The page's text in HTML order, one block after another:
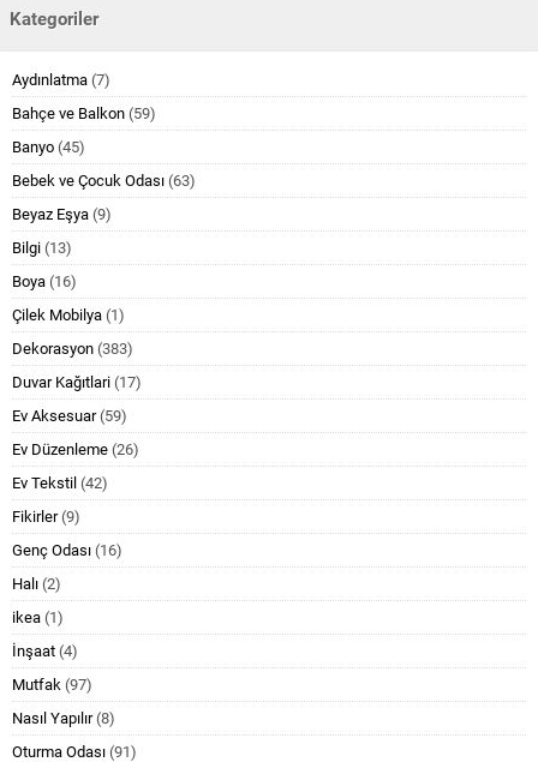
Kategoriler
Aydınlatma (7)
Bahçe ve Balkon (59)
Banyo (45)
Bebek ve Çocuk Odası (63)
Beyaz Eşya (9)
Bilgi (13)
Boya (16)
Çilek Mobilya (1)
Dekorasyon (383)
Duvar Kağıtlari (17)
Ev Aksesuar(59)
Ev Düzenleme (26)
Ev Tekstil (42)
Fikirler(9)
Genç Odası (16)
Halı (2)
ikea (1)
İnşaat (4)
Mutfak (97)
Nasıl Yapılır(8)
Oturma Odası (91)